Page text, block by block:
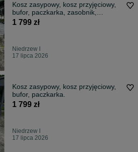
Kosz zasypowy, kosz przyjęciowy,
bufor, paczkarka, zasobnik,
separator
1 799 zł
Niedrzew I
17 lipca 2026
Kosz zasypowy, kosz przyjęciowy,
bufor, paczkarka.
1 799 zł
Niedrzew I
17 lipca 2026